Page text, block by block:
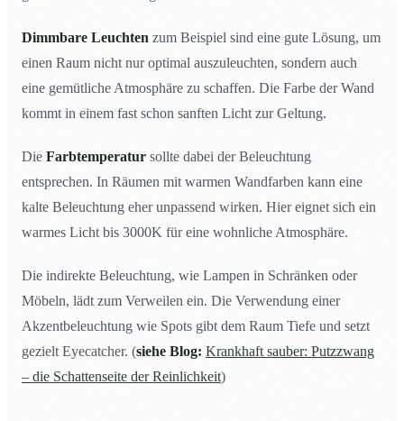
Dimmbare Leuchten zum Beispiel sind eine gute Lösung, um
einen Raum nicht nur optimal auszuleuchten, sondern auch
eine gemütliche Atmosphäre zu schaffen. Die Farbe der Wand
kommt in einem fast schon sanften Licht zur Geltung.
Die Farbtemperatur sollte dabei der Beleuchtung
entsprechen. In Räumen mit warmen Wandfarben kann eine
kalte Beleuchtung eher unpassend wirken. Hier eignet sich ein
warmes Licht bis 3000K für eine wohnliche Atmosphäre.
Die indirekte Beleuchtung, wie Lampen in Schränken oder
Möbeln, lädt zum Verweilen ein. Die Verwendung einer
Akzentbeleuchtung wie Spots gibt dem Raum Tiefe und setzt
gezielt Eyecatcher. (siehe Blog: Krankhaft sauber: Putzzwang
– die Schattenseite der Reinlichkeit)